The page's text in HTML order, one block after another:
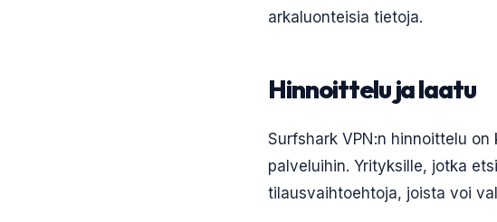
arkaluonteisia tietoja.
Hinnoittelu ja laatu
Surfshark VPN:n hinnoittelu
palveluihin. Yrityksille, jotka
tilausvaihtoehtoja, joista voi